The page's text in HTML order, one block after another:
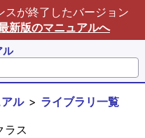
スが終了したバージョン
新版のマニュアルへ
ル
ル
ライブラリ一覧
ラス